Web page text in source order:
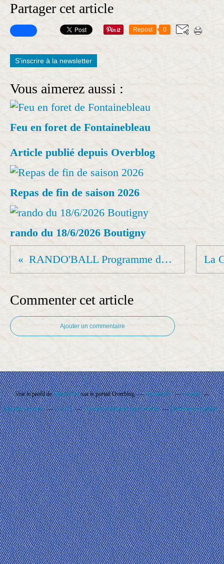
Partager cet article
Repost 0
S'inscrire à la newsletter
Vous aimerez aussi :
Feu en foret de Fontainebleau
Article publié depuis Overblog
Repas de fin de saison 2026
rando du 18/6/2026 Boutigny
RANDO'BALL Programme des sorties 1er semestre 2024
Commenter cet article
Ajouter un commentaire
Voir le profil deRando'Ballsur le portail Overblog Top articles Contact
Signaler un abus C.G.U. Cookies et données personnelles Préférences cookies